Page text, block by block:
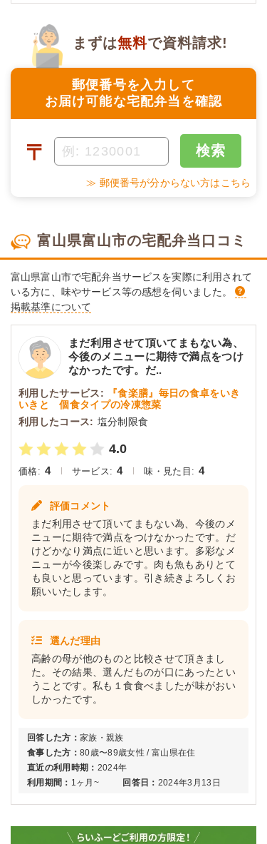
郵便番号を入力して
お届け可能な宅配弁当を確認
まずは無料で資料請求!
〒 検索
≫ 郵便番号が分からない方はこちら
富山県富山市の宅配弁当口コミ
富山県富山市で宅配弁当サービスを実際に利用されて
いる方に、味やサービス等の感想を伺いました。
掲載基準について
まだ利用させて頂いてまもない為、
今後のメニューに期待で満点をつけ
なかったです。だ..
回答した方： 家族・親族
食事した方： 80歳〜89歳女性 / 富山県在住
直近の利用時期： 2024年
利用期間： 1ヶ月~ 回答日： 2024年3月13日
利用したサービス:
『食楽膳』毎日の食卓をいき
いきと 個食タイプの冷凍惣菜
利用したコース: 塩分制限食
4.0
価格: 4 サービス: 4 味・見た目: 4
評価コメント
まだ利用させて頂いてまもない為、今後のメ
ニューに期待で満点をつけなかったです。だ
けどかなり満点に近いと思います。多彩なメ
ニューが今後楽しみです。肉も魚もありとて
も良いと思っています。引き続きよろしくお
願いいたします。
選んだ理由
高齢の母が他のものと比較させて頂きまし
た。その結果、選んだものが口にあったとい
うことです。私も１食食べましたが味がおい
しかったです。